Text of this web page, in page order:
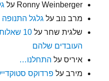
Ronny Weinberger על
מרב נוב על גלגל התנופה
שלגית שחר על
10
העובדים שלהם
איריס על התחלנו…
מירב על פרדוקס